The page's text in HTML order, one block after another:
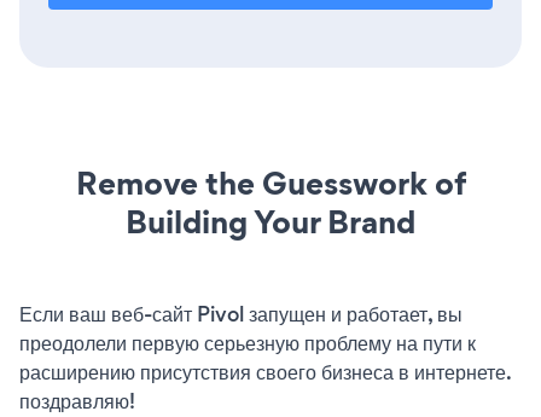
Remove the Guesswork of
Building Your Brand
Если ваш веб-сайт Pivol запущен и работает, вы
преодолели первую серьезную проблему на пути к
расширению присутствия своего бизнеса в интернете.
поздравляю!